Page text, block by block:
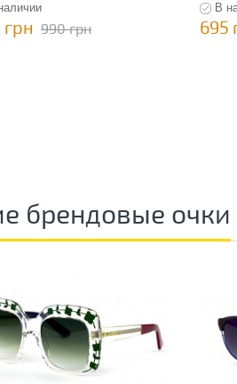
грн 990 грн
В
695
брендовые очки